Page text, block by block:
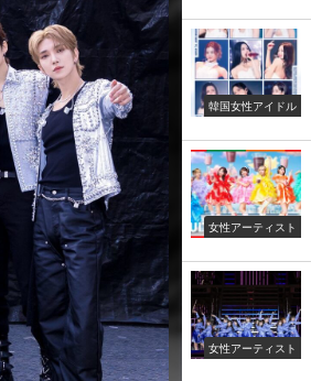
韓国女性アイドル
女性アーティスト
女性アーティスト